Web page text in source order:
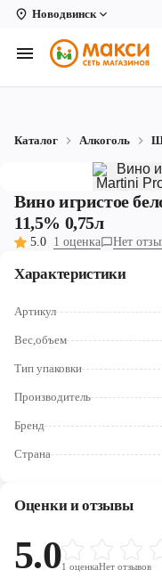
Новодвинск
Вологда
Архангельск
Кирово-Чепецк
Коряжма
Рыбинск
Северодвинск
Череповец
Каталог Алкоголь
Вино игристое
11,5% 0,75л
5.0 1 оценка Нет
Характеристики
Артикул
Вес,объем
Тип упаковки
Производитель
Бренд
Страна
Оценки и отзывы
5.01 оценкаНет отзывов